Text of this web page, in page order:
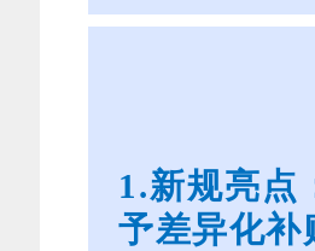
1.新规亮点
予差异化补